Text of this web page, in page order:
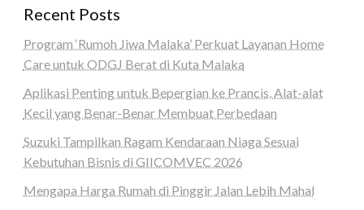
Recent Posts
Program ‘Rumoh Jiwa Malaka’ Perkuat Layanan Home
Care untuk ODGJ Berat di Kuta Malaka
Aplikasi Penting untuk Bepergian ke Prancis, Alat-alat
Kecil yang Benar-Benar Membuat Perbedaan
Suzuki Tampilkan Ragam Kendaraan Niaga Sesuai
Kebutuhan Bisnis di GIICOMVEC 2026
Mengapa Harga Rumah di Pinggir Jalan Lebih Mahal